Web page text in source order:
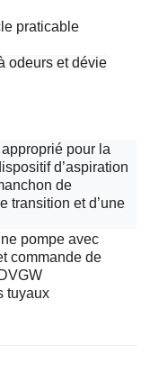
praticable
odeurs et dévie
pour la
d’aspiration
de
transition et d’une
pompe avec
commande de
tuyaux